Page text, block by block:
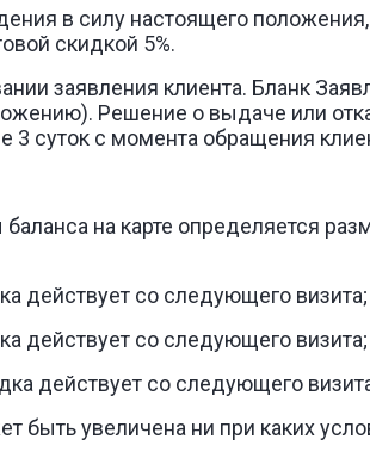
в силу настоящего
скидкой 5%.
заявления клиента. Бланк
Решение о выдаче или
3 суток с момента обращения
на карте определяется
действует со следующего визита;
действует со следующего визита;
действует со следующего
быть увеличена ни при каких